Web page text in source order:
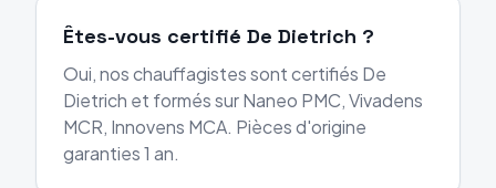
Êtes-vous certifié De Dietrich ?
Oui, nos chauffagistes sont certifiés De
Dietrich et formés sur Naneo PMC, Vivadens
MCR, Innovens MCA. Pièces d'origine
garanties 1 an.